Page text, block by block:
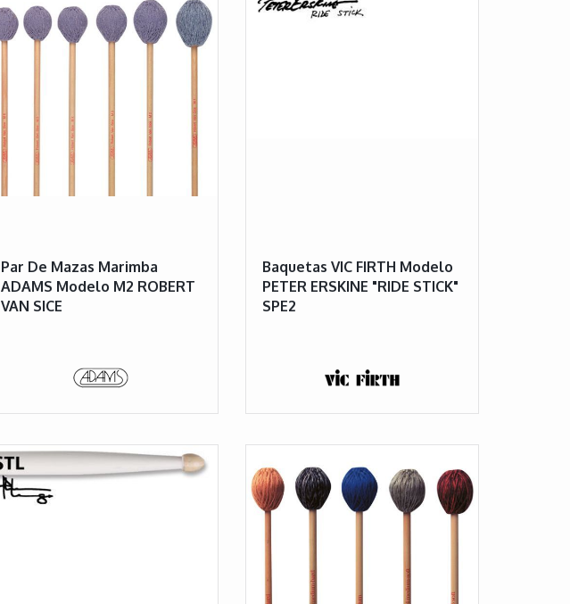
Par De Mazas Marimba
ADAMS Modelo M2 ROBERT
VAN SICE
Baquetas VIC FIRTH Modelo
PETER ERSKINE "RIDE STICK"
SPE2